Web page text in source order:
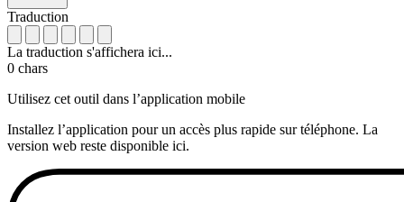
Traduction
La traduction s'affichera ici...
0 chars
Utilisez cet outil dans l’application mobile
Installez l’application pour un accès plus rapide sur téléphone. La
version web reste disponible ici.